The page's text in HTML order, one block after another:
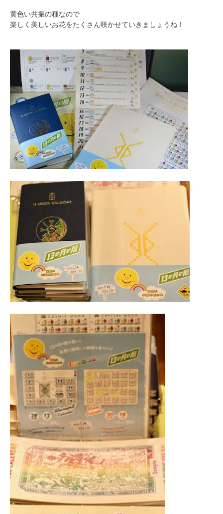
黄色い共振の種なので
楽しく美しいお花をたくさん咲かせていきましょうね！